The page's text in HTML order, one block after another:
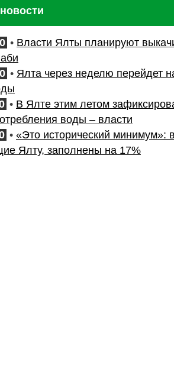
• Власти Ялты планируют
• Ялта через неделю перейдет
• В Ялте этим летом
воды – власти
• «Это исторический минимум»:
Ялту, заполнены на 17%